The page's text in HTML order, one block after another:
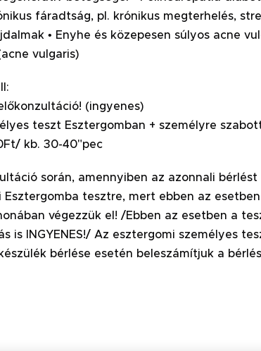
fáradtság, pl. krónikus megterhelés,
• Enyhe és közepesen súlyos acne
vulgaris)
két
Esztergomban + személyre szabott
kb. 30-40"pec
során, amennyiben az azonnali
Esztergomba tesztre, mert ebben az
végezzük el! /Ebben az esetben a
is INGYENES!/ Az esztergomi személyes
bérlése esetén beleszámítjuk a